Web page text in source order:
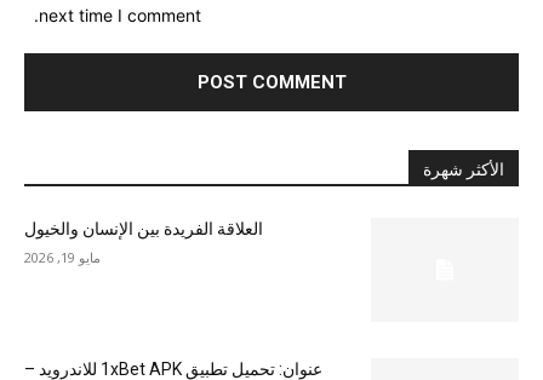
next time I comment.
الأكثر شهرة
العلاقة الفريدة بين الإنسان والخيول
مايو 19, 2026
عنوان: تحميل تطبيق 1xBet APK للاندرويد –